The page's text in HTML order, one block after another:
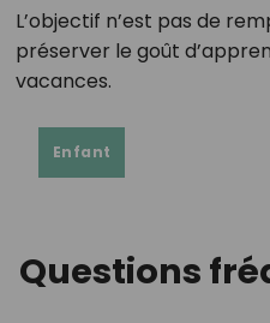
L’objectif n’est pas de
préserver le goût
vacances.
Enfant
Questions